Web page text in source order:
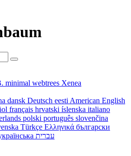
minimal webtrees Xenea
dansk Deutsch eesti American English
français hrvatski íslenska italiano
polski português slovenčina
Türkçe Ελληνικά български
עברית